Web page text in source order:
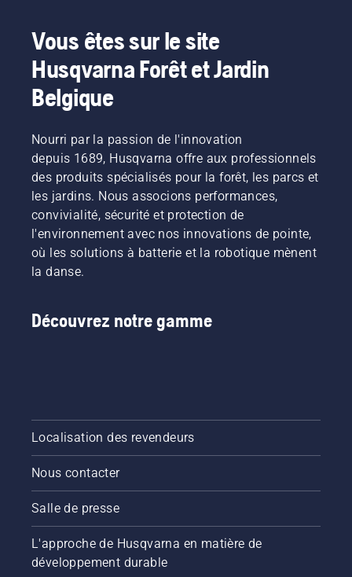
Vous êtes sur le site
Husqvarna Forêt et Jardin
Belgique
Nourri par la passion de l'innovation
depuis 1689, Husqvarna offre aux professionnels
des produits spécialisés pour la forêt, les parcs et
les jardins. Nous associons performances,
convivialité, sécurité et protection de
l'environnement avec nos innovations de pointe,
où les solutions à batterie et la robotique mènent
la danse.
Découvrez notre gamme
Localisation des revendeurs
Nous contacter
Salle de presse
L'approche de Husqvarna en matière de
développement durable